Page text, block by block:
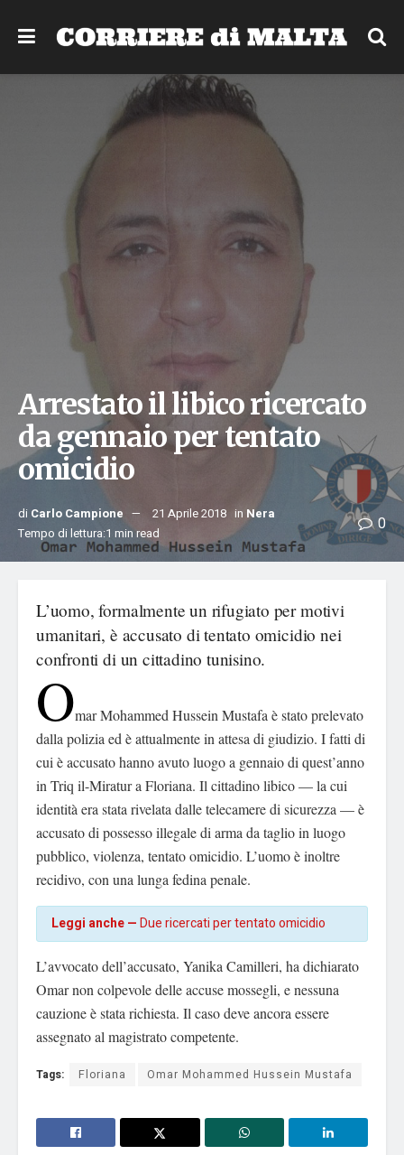
Arrestato il libico ricercato
da gennaio per tentato
omicidio
di Carlo Campione 21 Aprile 2018 in Nera
Tempo di lettura:1 min read
0
L’uomo, formalmente un rifugiato per motivi
umanitari, è accusato di tentato omicidio nei
confronti di un cittadino tunisino.
Omar Mohammed Hussein Mustafa è stato prelevato
dalla polizia ed è attualmente in attesa di giudizio. I fatti di
cui è accusato hanno avuto luogo a gennaio di quest’anno
in Triq il-Miratur a Floriana. Il cittadino libico — la cui
identità era stata rivelata dalle telecamere di sicurezza — è
accusato di possesso illegale di arma da taglio in luogo
pubblico, violenza, tentato omicidio. L’uomo è inoltre
recidivo, con una lunga fedina penale.
Leggi anche —Due ricercati per tentato omicidio
L’avvocato dell’accusato, Yanika Camilleri, ha dichiarato
Omar non colpevole delle accuse mossegli, e nessuna
cauzione è stata richiesta. Il caso deve ancora essere
assegnato al magistrato competente.
Tags: Floriana Omar Mohammed Hussein Mustafa